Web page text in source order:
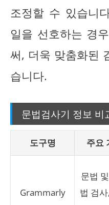
조정할 수 있습니
일을 선호하는 경
써, 더욱 맞춤화된
습니다.
문법검사기 정보 비
도구명 주요
Grammarly
문법
법 검